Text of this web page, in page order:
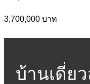
3,700,000 บาท
บ้านเดี่ย